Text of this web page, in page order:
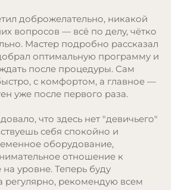
доброжелательно, никакой
вопросов — всё по делу, чётко
Мастер подробно рассказал
оптимальную программу и
после процедуры. Сам
с комфортом, а главное —
уже после первого раза.
что здесь нет "девичьего"
себя спокойно и
оборудование,
отношение к
уровне. Теперь буду
регулярно, рекомендую всем